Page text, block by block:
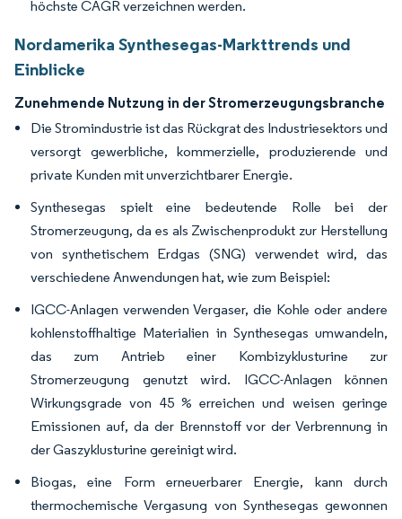
höchste CAGR verzeichnen werden.
Nordamerika Synthesegas-Markttrends und
Einblicke
Zunehmende Nutzung in der Stromerzeugungsbranche
Die Stromindustrie ist das Rückgrat des Industriesektors und
versorgt gewerbliche, kommerzielle, produzierende und
private Kunden mit unverzichtbarer Energie.
Synthesegas spielt eine bedeutende Rolle bei der
Stromerzeugung, da es als Zwischenprodukt zur Herstellung
von synthetischem Erdgas (SNG) verwendet wird, das
verschiedene Anwendungen hat, wie zum Beispiel:
IGCC-Anlagen verwenden Vergaser, die Kohle oder andere
kohlenstoffhaltige Materialien in Synthesegas umwandeln,
das zum Antrieb einer Kombizyklusturine zur
Stromerzeugung genutzt wird. IGCC-Anlagen können
Wirkungsgrade von 45 % erreichen und weisen geringe
Emissionen auf, da der Brennstoff vor der Verbrennung in
der Gaszyklusturine gereinigt wird.
Biogas, eine Form erneuerbarer Energie, kann durch
thermochemische Vergasung von Synthesegas gewonnen